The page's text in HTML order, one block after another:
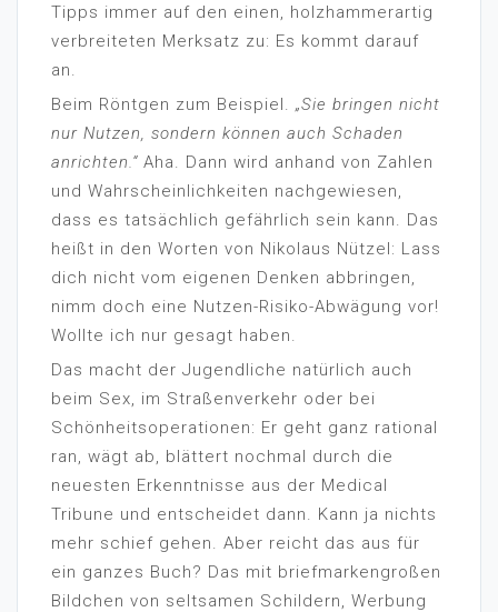
Tipps immer auf den einen, holzhammerartig
verbreiteten Merksatz zu: Es kommt darauf
an.
Beim Röntgen zum Beispiel. „Sie bringen nicht
nur Nutzen, sondern können auch Schaden
anrichten.“ Aha. Dann wird anhand von Zahlen
und Wahrscheinlichkeiten nachgewiesen,
dass es tatsächlich gefährlich sein kann. Das
heißt in den Worten von Nikolaus Nützel: Lass
dich nicht vom eigenen Denken abbringen,
nimm doch eine Nutzen-Risiko-Abwägung vor!
Wollte ich nur gesagt haben.
Das macht der Jugendliche natürlich auch
beim Sex, im Straßenverkehr oder bei
Schönheitsoperationen: Er geht ganz rational
ran, wägt ab, blättert nochmal durch die
neuesten Erkenntnisse aus der Medical
Tribune und entscheidet dann. Kann ja nichts
mehr schief gehen. Aber reicht das aus für
ein ganzes Buch? Das mit briefmarkengroßen
Bildchen von seltsamen Schildern, Werbung